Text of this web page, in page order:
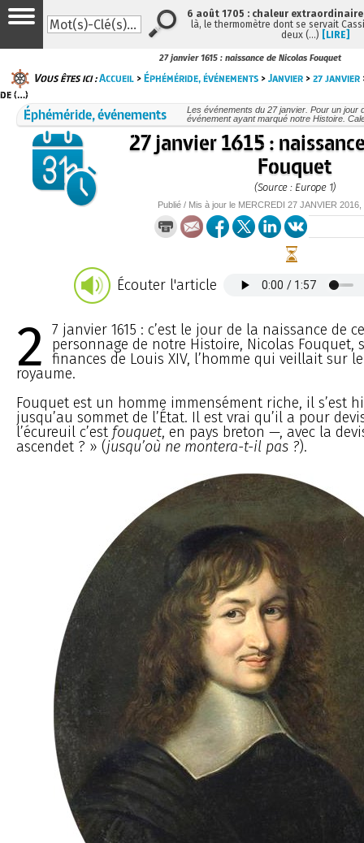
27 janvier 1615 : naissance de Nicolas Fouquet
Vous êtes ici :Accueil >Éphéméride, événements >Janvier >27 janvier
de (…)
Éphéméride, événements
Les événements du 27 janvier. Pour un jour
événement ayant marqué notre Histoire.
27 janvier 1615 :
Fouquet
(Source : Europe 1)
Publié / Mis à jour le MERCREDI 27 JANVIER 2016
Écouter l'article
2 7 janvier 1615 : c’est le jour de la naissance de
personnage de notre Histoire, Nicolas Fouquet,
finances de Louis XIV, l’homme qui veillait sur
royaume.
Fouquet est un homme immensément riche, il s’est
jusqu’au sommet de l’État. Il est vrai qu’il a pour
l’écureuil c’est fouquet, en pays breton —, avec la
ascendet ? » (jusqu’où ne montera-t-il pas ?).
6 août 1705 : chaleur
là, le thermomètre dont se servait
deux (…) [LIRE]